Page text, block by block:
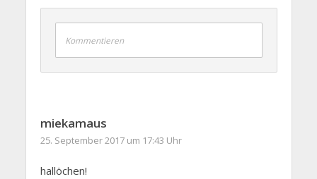
Kommentieren
miekamaus
25. September 2017 um 17:43 Uhr
hallöchen!